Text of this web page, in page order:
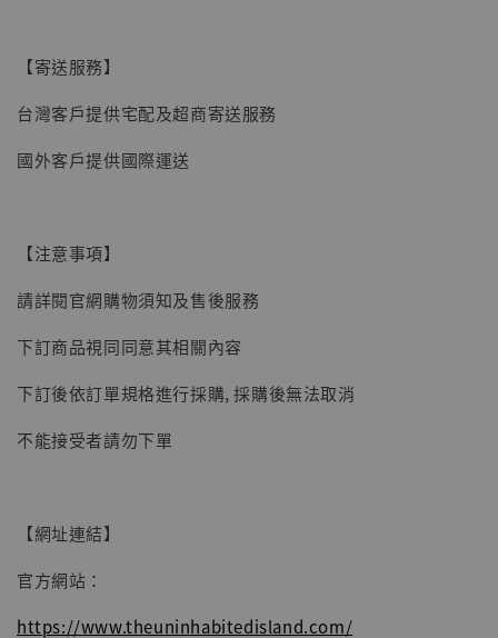
【現貨】BJSTUDIO 1/6系列可動蒐藏人偶 讓
NT$ 4,980
NT$ 5,300
【寄送服務】
台灣客戶提供宅配及超商寄送服務
國外客戶提供國際運送
【注意事項】
請詳閱官網購物須知及售後服務
下訂商品視同同意其相關內容
下訂後依訂單規格進行採購, 採購後無法取消
不能接受者請勿下單
【網址連結】
官方網站：
https://www.theuninhabitedisland.com/